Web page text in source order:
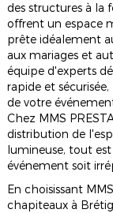
des structures à la
offrent un espace
prête idéalement
aux mariages et
équipe d'experts
rapide et
de votre
Chez MMS
distribution de
lumineuse, tout
événement soit
En choisissant
chapiteaux à